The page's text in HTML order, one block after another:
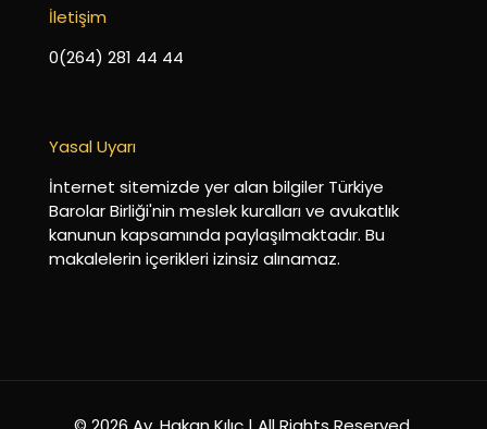
İletişim
0(264) 281 44 44
Yasal Uyarı
İnternet sitemizde yer alan bilgiler Türkiye
Barolar Birliği'nin meslek kuralları ve avukatlık
kanunun kapsamında paylaşılmaktadır. Bu
makalelerin içerikleri izinsiz alınamaz.